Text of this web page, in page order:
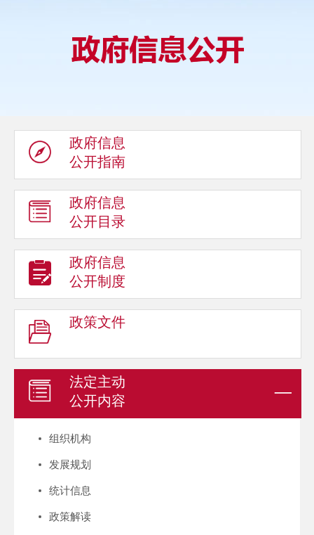
政府信息
公开指南
政府信息
公开目录
政府信息
公开制度
政策文件
法定主动
公开内容
组织机构
发展规划
统计信息
政策解读